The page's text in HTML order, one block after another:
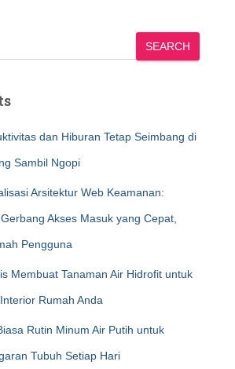
SEARCH
dan Hiburan Tetap Seimbang di
Sambil Ngopi
Arsitektur Web Keamanan:
Akses Masuk yang Cepat,
Pengguna
Membuat Tanaman Air Hidrofit untuk
Rumah Anda
Rutin Minum Air Putih untuk
Tubuh Setiap Hari